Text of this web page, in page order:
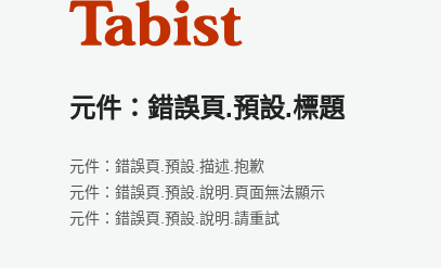
元件：錯誤頁.預設.標題
元件：錯誤頁.預設.描述.抱歉
元件：錯誤頁.預設.說明.頁面無法顯示
元件：錯誤頁.預設.說明.請重試